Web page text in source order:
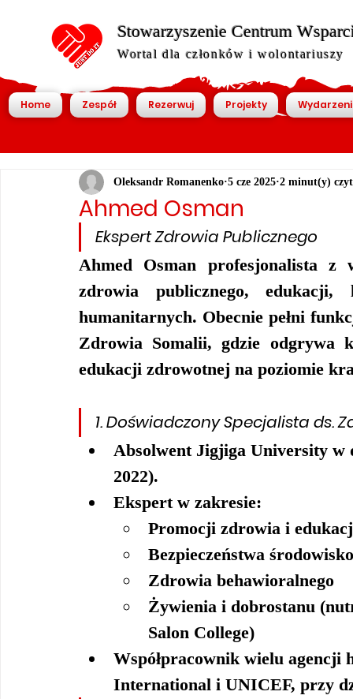
Stowarzyszenie Centrum
Wortal dla członków i wolontariuszy
Home Zespół Rezerwuj Projekty
Ahmed Osman
Oleksandr Romanenko 5 cze 2025 2 minut(y)
Ekspert Zdrowia Publicznego
Ahmed Osman profesjonalista z
zdrowia publicznego,
humanitarnych. Obecnie pełni
Zdrowia Somalii, gdzie odgrywa
edukacji zdrowotnej na poziomie
1. Doświadczony Specjalista ds.
Absolwent Jigjiga University w
2022).
Ekspert w zakresie:
Promocji zdrowia i
Bezpieczeństwa
Zdrowia behawioralnego
Żywienia i dobrostanu
Salon College)
Współpracownik wielu
International i UNICEF, przy